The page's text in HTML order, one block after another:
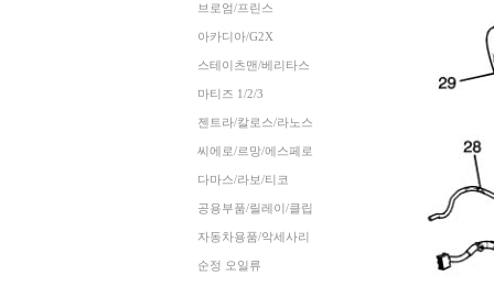
브로엄/프린스
아카디아/G2X
스테이츠맨/베리타스
마티즈 1/2/3
젠트라/칼로스/라노스
씨에로/르망/에스페로
다마스/라보/티코
공용부품/릴레이/클립
자동차용품/악세사리
순정 오일류